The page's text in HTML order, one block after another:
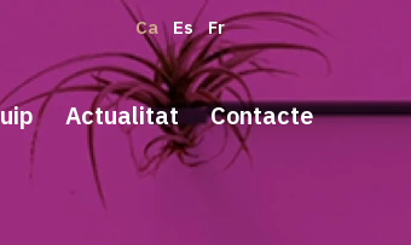
Ca Es Fr
Actualitat Contacte